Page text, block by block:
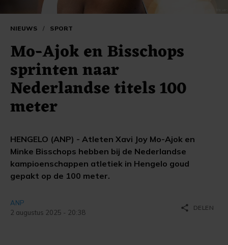
NIEUWS / SPORT
Mo-Ajok en Bisschops
sprinten naar
Nederlandse titels 100
meter
HENGELO (ANP) - Atleten Xavi Joy Mo-Ajok en
Minke Bisschops hebben bij de Nederlandse
kampioenschappen atletiek in Hengelo goud
gepakt op de 100 meter.
ANP
2 augustus 2025 - 20:38
share DELEN